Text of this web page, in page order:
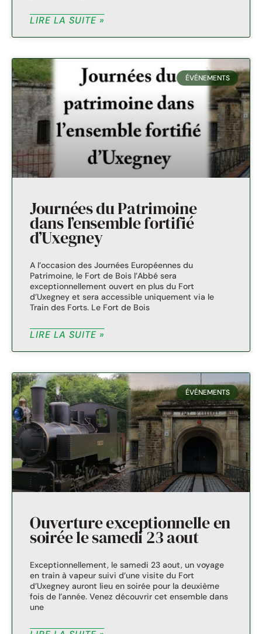
LIRE LA SUITE »
ÉVÉNEMENTS
Journées du Patrimoine
dans l’ensemble fortifié
d’Uxegney
A l’occasion des Journées Européennes du
Patrimoine, le Fort de Bois l’Abbé sera
exceptionnellement ouvert en plus du Fort
d’Uxegney et sera accessible uniquement via le
Train des Forts. Le Fort de Bois
LIRE LA SUITE »
ÉVÉNEMENTS
Ouverture exceptionnelle en
soirée le samedi 23 aout
Exceptionnellement, le samedi 23 aout, un voyage
en train à vapeur suivi d’une visite du Fort
d’Uxegney auront lieu en soirée pour la deuxième
fois de l’année. Venez découvrir cet ensemble dans
une